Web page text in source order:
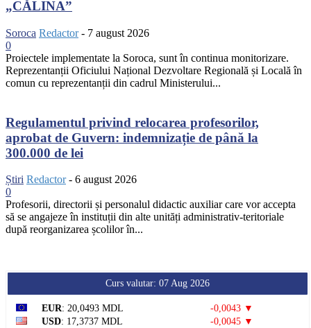
„CĂLINA”
Soroca Redactor - 7 august 2026
0
Proiectele implementate la Soroca, sunt în continua monitorizare.
Reprezentanții Oficiului Național Dezvoltare Regională și Locală în
comun cu reprezentanții din cadrul Ministerului...
Regulamentul privind relocarea profesorilor,
aprobat de Guvern: indemnizație de până la
300.000 de lei
Știri Redactor - 6 august 2026
0
Profesorii, directorii și personalul didactic auxiliar care vor accepta
să se angajeze în instituții din alte unități administrativ-teritoriale
după reorganizarea școlilor în...
Curs valutar: 07 Aug 2026
EUR: 20,0493 MDL
-0,0043 ▼
USD: 17,3737 MDL
-0,0045 ▼